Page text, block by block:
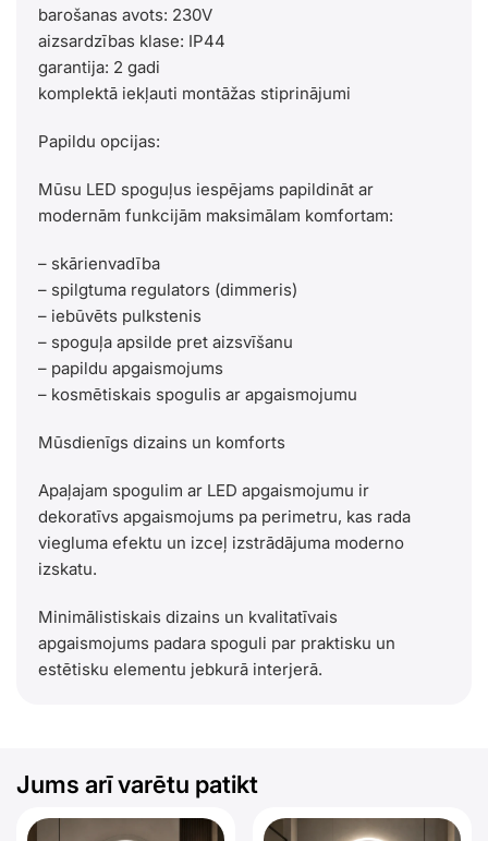
barošanas avots: 230V
aizsardzības klase: IP44
garantija: 2 gadi
komplektā iekļauti montāžas stiprinājumi
Papildu opcijas:
Mūsu LED spoguļus iespējams papildināt ar
modernām funkcijām maksimālam komfortam:
– skārienvadība
– spilgtuma regulators (dimmeris)
– iebūvēts pulkstenis
– spoguļa apsilde pret aizsvīšanu
– papildu apgaismojums
– kosmētiskais spogulis ar apgaismojumu
Mūsdienīgs dizains un komforts
Apaļajam spogulim ar LED apgaismojumu ir
dekoratīvs apgaismojums pa perimetru, kas rada
viegluma efektu un izceļ izstrādājuma moderno
izskatu.
Minimālistiskais dizains un kvalitatīvais
apgaismojums padara spoguli par praktisku un
estētisku elementu jebkurā interjerā.
Jums arī varētu patikt